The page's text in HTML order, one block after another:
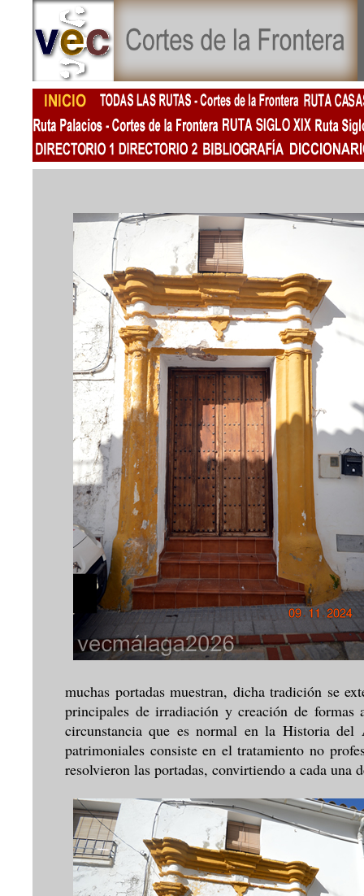
muchas portadas muestran, dicha tradición se
principales de irradiación y creación de formas
circunstancia que es normal en la Historia del
patrimoniales consiste en el tratamiento no
resolvieron las portadas, convirtiendo a cada una